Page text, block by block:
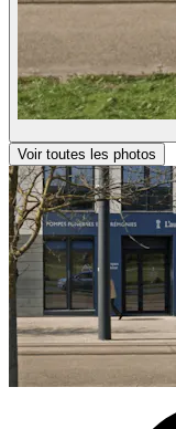
Voir toutes les photos